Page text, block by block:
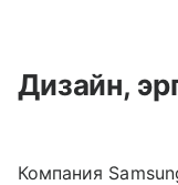
Дизайн,
Компания